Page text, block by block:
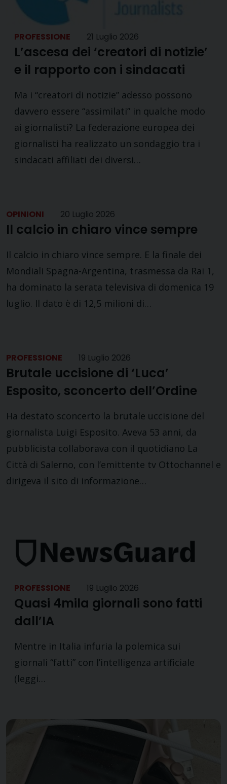
PROFESSIONE 21 Luglio 2026
L’ascesa dei ‘creatori di notizie’
e il rapporto con i sindacati
Ma i “creatori di notizie” adesso possono
davvero essere “assimilati” in qualche modo
ai giornalisti? La federazione europea dei
giornalisti ha realizzato un sondaggio tra i
sindacati affiliati dei diversi…
OPINIONI 20 Luglio 2026
Il calcio in chiaro vince sempre
Il calcio in chiaro vince sempre. E la finale dei
Mondiali Spagna-Argentina, trasmessa da Rai 1,
ha dominato la serata televisiva di domenica 19
luglio. Il dato è di 12,5 milioni di…
PROFESSIONE 19 Luglio 2026
Brutale uccisione di ‘Luca’
Esposito, sconcerto dell’Ordine
Ha destato sconcerto la brutale uccisione del
giornalista Luigi Esposito. Aveva 53 anni, da
pubblicista collaborava con il quotidiano La
Città di Salerno, con l’emittente tv Ottochannel e
dirigeva il sito di informazione…
PROFESSIONE 19 Luglio 2026
Quasi 4mila giornali sono fatti
dall’IA
Mentre in Italia infuria la polemica sui
giornali “fatti” con l’intelligenza artificiale
(leggi…